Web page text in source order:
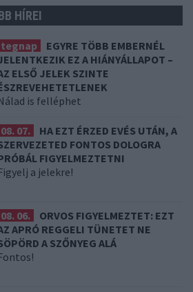
HÍREI
tegnap
EGYRE TÖBB EMBERNÉL
EZ A HIÁNYÁLLAPOT –
ELSŐ JELEK SZINTE
is felléphet
08. 07.
HA EZT ÉRZED EVÉS UTÁN, A
FONTOS DOLOGRA
FIGYELMEZTETNI
a jelekre!
08. 06.
ORVOS FIGYELMEZTET: EZT
APRÓ REGGELI TÜNETET NE
A SZŐNYEG ALÁ